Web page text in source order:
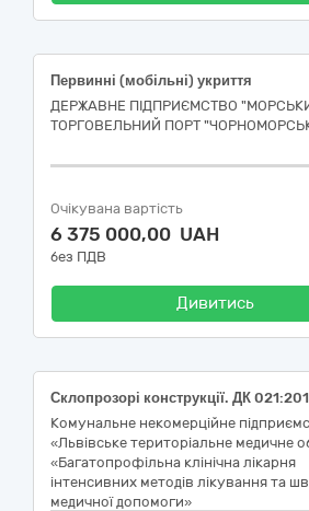
Первинні (мобільні) укриття
ДЕРЖАВНЕ ПІДПРИЄМСТВО
ТОРГОВЕЛЬНИЙ ПОРТ
Очікувана вартість
6 375 000,00 UAH
без ПДВ
Дивитись
Комунальне некомерційне
«Львівське територіальне медичне
«Багатопрофільна клінічна лікарня
інтенсивних методів лікування та
медичної допомоги»